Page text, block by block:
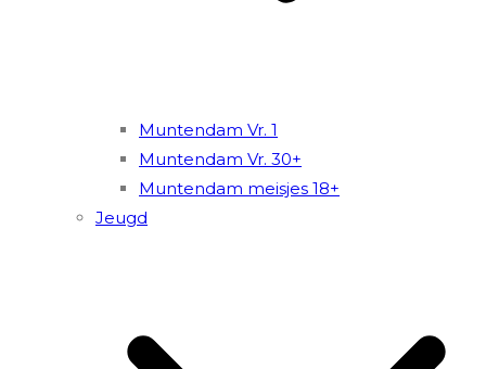
Muntendam Vr. 1
Muntendam Vr. 30+
Muntendam meisjes 18+
Jeugd